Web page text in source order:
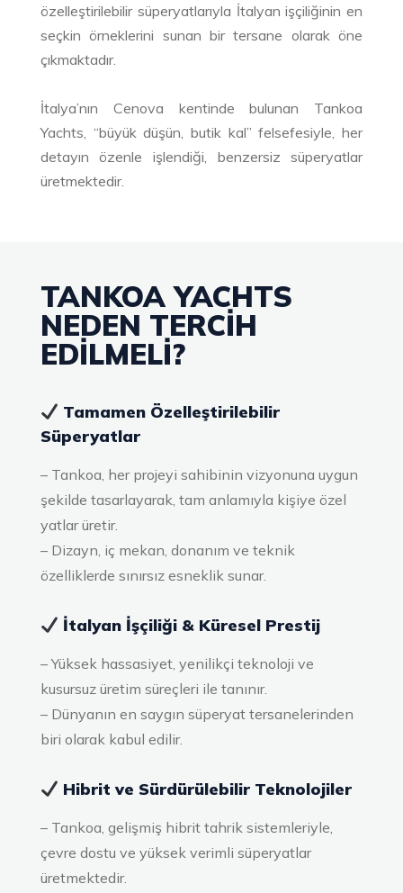
özelleştirilebilir süperyatlarıyla İtalyan işçiliğinin en
seçkin örneklerini sunan bir tersane olarak öne
çıkmaktadır.
İtalya’nın Cenova kentinde bulunan Tankoa
Yachts, “büyük düşün, butik kal” felsefesiyle, her
detayın özenle işlendiği, benzersiz süperyatlar
üretmektedir.
TANKOA YACHTS
NEDEN TERCIH
EDILMELI?
Tamamen Özelleştirilebilir
Süperyatlar
– Tankoa, her projeyi sahibinin vizyonuna uygun
şekilde tasarlayarak, tam anlamıyla kişiye özel
yatlar üretir.
– Dizayn, iç mekan, donanım ve teknik
özelliklerde sınırsız esneklik sunar.
İtalyan İşçiliği & Küresel Prestij
– Yüksek hassasiyet, yenilikçi teknoloji ve
kusursuz üretim süreçleri ile tanınır.
– Dünyanın en saygın süperyat tersanelerinden
biri olarak kabul edilir.
Hibrit ve Sürdürülebilir Teknolojiler
– Tankoa, gelişmiş hibrit tahrik sistemleriyle,
çevre dostu ve yüksek verimli süperyatlar
üretmektedir.